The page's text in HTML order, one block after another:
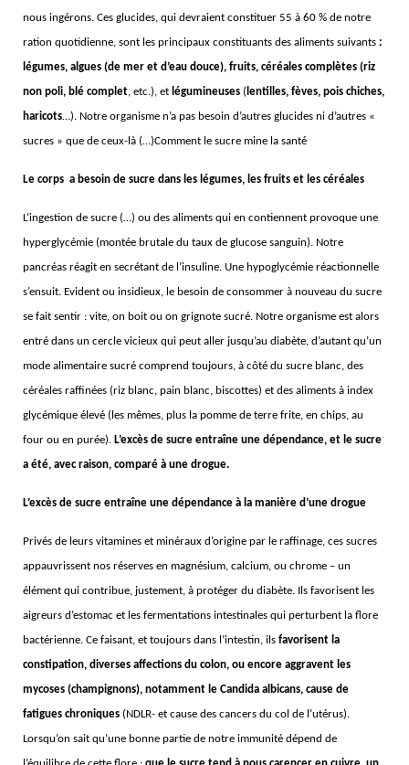
nous ingérons. Ces glucides, qui devraient constituer 55 à 60 % de notre
ration quotidienne, sont les principaux constituants des aliments suivants :
légumes, algues (de mer et d’eau douce), fruits, céréales complètes (riz
non poli, blé complet, etc.), et légumineuses ( lentilles, fèves, pois chiches,
haricots…). Notre organisme n’a pas besoin d’autres glucides ni d’autres «
sucres » que de ceux-là (…)Comment le sucre mine la santé
Le corps a besoin de sucre dans les légumes, les fruits et les céréales
L’ingestion de sucre (…) ou des aliments qui en contiennent provoque une
hyperglycémie (montée brutale du taux de glucose sanguin). Notre
pancréas réagit en secrétant de l’insuline. Une hypoglycémie réactionnelle
s’ensuit. Evident ou insidieux, le besoin de consommer à nouveau du sucre
se fait sentir : vite, on boit ou on grignote sucré. Notre organisme est alors
entré dans un cercle vicieux qui peut aller jusqu’au diabète, d’autant qu’un
mode alimentaire sucré comprend toujours, à côté du sucre blanc, des
céréales raffinées (riz blanc, pain blanc, biscottes) et des aliments à index
glycémique élevé (les mêmes, plus la pomme de terre frite, en chips, au
four ou en purée). L’excès de sucre entraîne une dépendance, et le sucre
a été, avec raison, comparé à une drogue.
L’excès de sucre entraîne une dépendance à la manière d’une drogue
Privés de leurs vitamines et minéraux d’origine par le raffinage, ces sucres
appauvrissent nos réserves en magnésium, calcium, ou chrome – un
élément qui contribue, justement, à protéger du diabète. Ils favorisent les
aigreurs d’estomac et les fermentations intestinales qui perturbent la flore
bactérienne. Ce faisant, et toujours dans l’intestin, ils favorisent la
constipation, diverses affections du colon, ou encore aggravent les
mycoses (champignons), notamment le Candida albicans, cause de
fatigues chroniques (NDLR- et cause des cancers du col de l’utérus).
Lorsqu’on sait qu’une bonne partie de notre immunité dépend de